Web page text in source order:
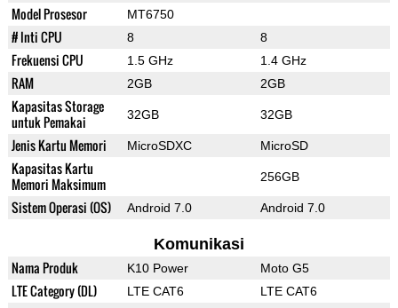
Model Prosesor MT6750
# Inti CPU 8 8
Frekuensi CPU 1.5 GHz 1.4 GHz
RAM 2GB 2GB
Kapasitas Storage
untuk Pemakai
32GB 32GB
Jenis Kartu Memori MicroSDXC MicroSD
Kapasitas Kartu
Memori Maksimum
256GB
Sistem Operasi (OS) Android 7.0 Android 7.0
Komunikasi
Nama Produk K10 Power Moto G5
LTE Category (DL) LTE CAT6 LTE CAT6